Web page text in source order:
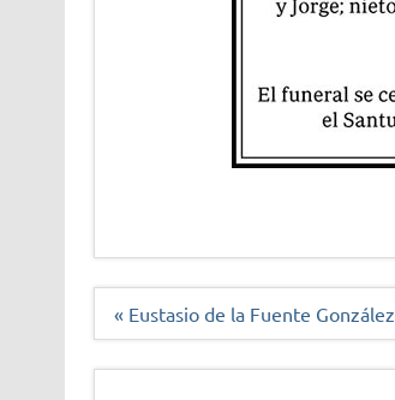
Navegación
« Eustasio de la Fuente González